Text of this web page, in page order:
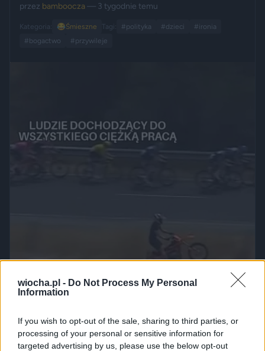
wiocha.pl - Do Not Process My Personal
Information
If you wish to opt-out of the sale, sharing to third parties, or
processing of your personal or sensitive information for
targeted advertising by us, please use the below opt-out
przez bamboocza — 3 tygodnie temu
Kategoria: 😂Śmieszne Tagi: #polityka #dzieci
#ironia
#bogactwo
#przywileje
204 0 Udostępnij